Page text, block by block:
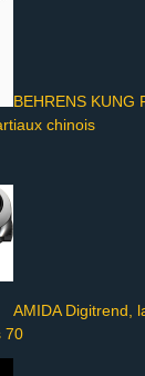
BEHRENS KUNG
chinois
AMIDA Digitrend,
70